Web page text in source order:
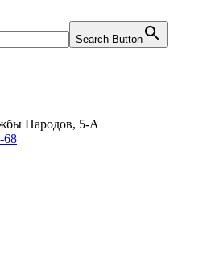
Search Button
Народов, 5-А
68